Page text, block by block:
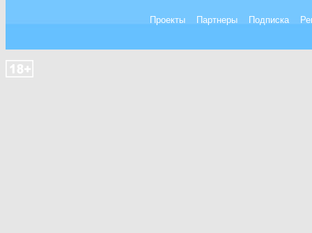
Проекты Партнеры Подписка